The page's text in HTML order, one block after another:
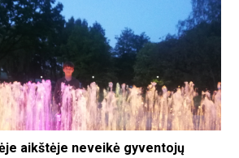
aikštėje neveikė gyventojų